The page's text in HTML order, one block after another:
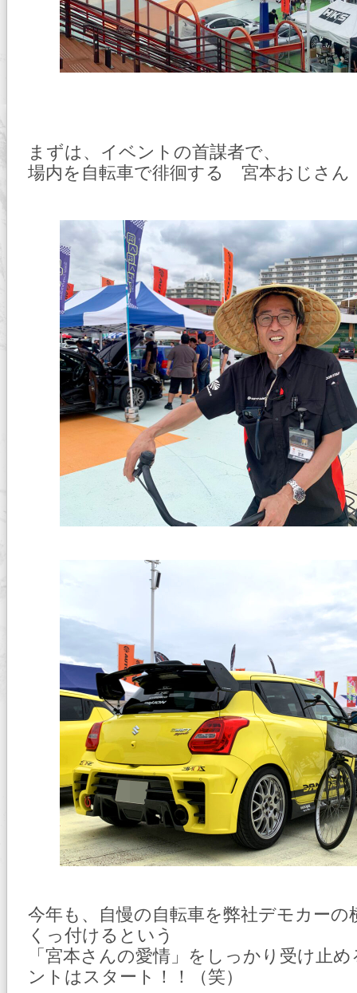
まずは、イベントの首謀者で、
場内を自転車で徘徊する 宮本おじさん
今年も、自慢の自転車を弊社デモカー
くっ付けるという
「宮本さんの愛情」をしっかり受け止
ントはスタート！！（笑）